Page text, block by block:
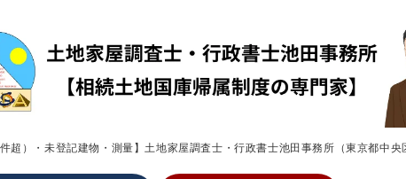
超）・未登記建物・測量】土地家屋調査士・行政書士池田事務所（東京都中